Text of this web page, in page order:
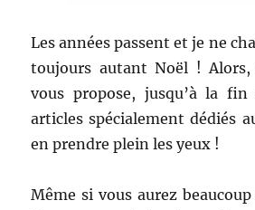
Les années passent et je ne
toujours autant Noël ! Alors,
vous propose, jusqu’à la fin
articles spécialement dédiés
en prendre plein les yeux !
Même si vous aurez